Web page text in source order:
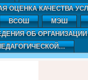
ОЦЕНКА КАЧЕСТВА
ВСОШ
МЭШ
ОБ